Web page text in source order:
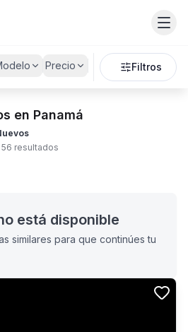
Precio Filtros
en Panamá
56 resultados
está disponible
similares para que continúes tu